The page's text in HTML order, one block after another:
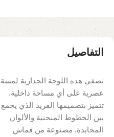
التفاصيل
تضفي هذه اللوحة الجدارية لمسة
عصرية على أي مساحة داخلية.
تتميز بتصميمها الفريد الذي يجمع
بين الخطوط المنحنية والألوان
المحايدة. مصنوعة من قماش